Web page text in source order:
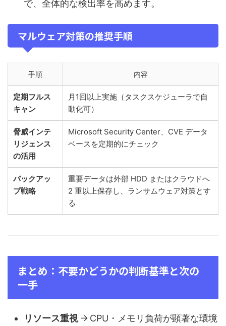
で、全体的な検出率を高めます。
マルウェア対策の推奨手順
手順 内容
定期フルス
キャン
月1回以上実施（タスクスケジューラで自
動化可）
脅威インテ
リジェンス
の活用
Microsoft Security Center、CVE データ
ベースを定期的にチェック
バックアッ
プ戦略
重要データは外部 HDD またはクラウドへ
2 重以上保存し、ランサムウェア対策とす
る
まとめ：不要かどうかの判断基準と次の
一手
リソース重視→ CPU・メモリ負荷が顕著な環境